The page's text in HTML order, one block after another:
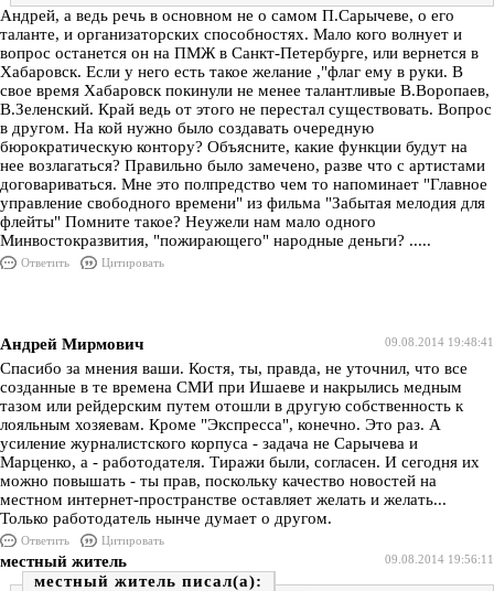
Андрей, а ведь речь в основном не о самом П.Сарычеве, о его
таланте, и организаторских способностях. Мало кого волнует и
вопрос останется он на ПМЖ в Санкт-Петербурге, или вернется в
Хабаровск. Если у него есть такое желание ,"флаг ему в руки. В
свое время Хабаровск покинули не менее талантливые В.Воропаев,
В.Зеленский. Край ведь от этого не перестал существовать. Вопрос
в другом. На кой нужно было создавать очередную
бюрократическую контору? Объясните, какие функции будут на
нее возлагаться? Правильно было замечено, разве что с артистами
договариваться. Мне это полпредство чем то напоминает "Главное
управление свободного времени" из фильма "Забытая мелодия для
флейты" Помните такое? Неужели нам мало одного
Минвостокразвития, "пожирающего" народные деньги? .....
Ответить Цитировать
09.08.2014 19:48:41
Андрей Мирмович
Спасибо за мнения ваши. Костя, ты, правда, не уточнил, что все
созданные в те времена СМИ при Ишаеве и накрылись медным
тазом или рейдерским путем отошли в другую собственность к
лояльным хозяевам. Кроме "Экспресса", конечно. Это раз. А
усиление журналистского корпуса - задача не Сарычева и
Марценко, а - работодателя. Тиражи были, согласен. И сегодня их
можно повышать - ты прав, поскольку качество новостей на
местном интернет-пространстве оставляет желать и желать...
Только работодатель нынче думает о другом.
Ответить
Цитировать
09.08.2014 19:56:11
местный житель
местный житель